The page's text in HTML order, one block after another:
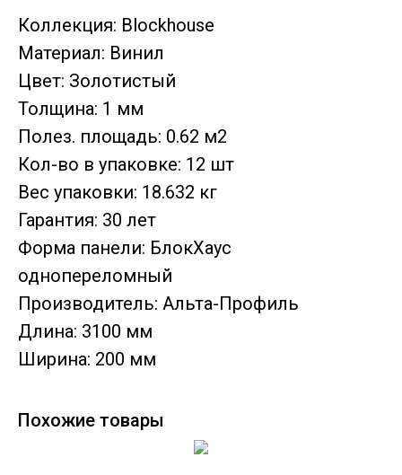
Коллекция: Blockhouse
Материал: Винил
Цвет: Золотистый
Толщина: 1 мм
Полез. площадь: 0.62 м2
Кол-во в упаковке: 12 шт
Вес упаковки: 18.632 кг
Гарантия: 30 лет
Форма панели: БлокХаус
однопереломный
Производитель: Альта-Профиль
Длина: 3100 мм
Ширина: 200 мм
Похожие товары